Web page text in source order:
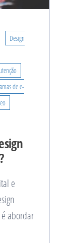
Design
de e-
e
abordar